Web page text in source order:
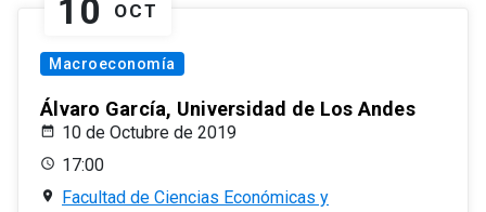
10 OCT
Macroeconomía
Álvaro García, Universidad de Los Andes
10 de Octubre de 2019
17:00
Facultad de Ciencias Económicas y